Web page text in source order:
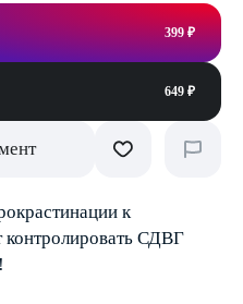
399 ₽
649 ₽
к
СДВГ